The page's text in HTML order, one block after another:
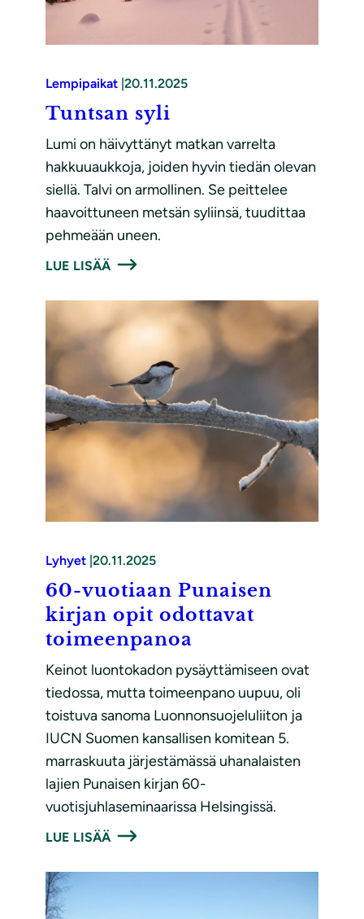
Lempipaikat |20.11.2025
Tuntsan syli
Lumi on häivyttänyt matkan varrelta
hakkuuaukkoja, joiden hyvin tiedän olevan
siellä. Talvi on armollinen. Se peittelee
haavoittuneen metsän syliinsä, tuudittaa
pehmeään uneen.
LUE LISÄÄ
Lyhyet |20.11.2025
60-vuotiaan Punaisen
kirjan opit odottavat
toimeenpanoa
Keinot luontokadon pysäyttämiseen ovat
tiedossa, mutta toimeenpano uupuu, oli
toistuva sanoma Luonnonsuojeluliiton ja
IUCN Suomen kansallisen komitean 5.
marraskuuta järjestämässä uhanalaisten
lajien Punaisen kirjan 60-
vuotisjuhlaseminaarissa Helsingissä.
LUE LISÄÄ